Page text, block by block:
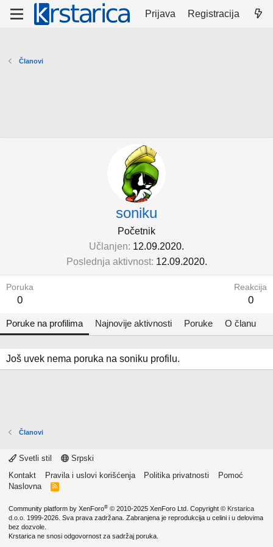
Prijava Registracija
Članovi
soniku
Početnik
Učlanjen 12.09.2020.
Poslednja aktivnost 12.09.2020.
Poruka
0
Reakcija
0
Poruke na profilima Najnovije aktivnosti Poruke O članu
Još uvek nema poruka na soniku profilu.
Članovi
Svetli stil
Srpski
Kontakt
Pravila i uslovi korišćenja Politika privatnosti
Pomoć
Naslovna
R
Community platform by XenForo® © 2010-2025 XenForo Ltd. Copyright © Krstarica
d.o.o. 1999-2026. Sva prava zadržana. Zabranjena je reprodukcija u celini i u delovima
bez dozvole.
Krstarica ne snosi odgovornost za sadržaj poruka.